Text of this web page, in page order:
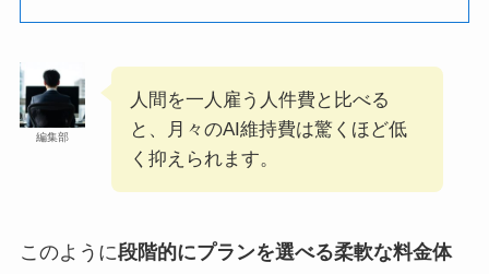
編集部
人間を一人雇う人件費と比べる
と、月々のAI維持費は驚くほど低
く抑えられます。
このように段階的にプランを選べる柔軟な料金体